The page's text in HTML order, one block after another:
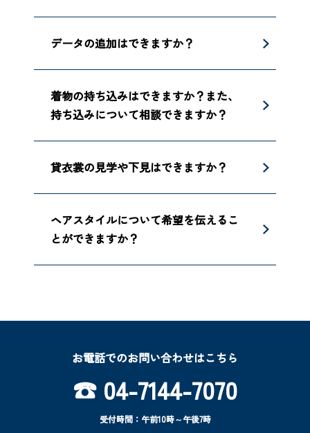
データの追加はできますか？
着物の持ち込みはできますか？また、
持ち込みについて相談できますか？
貸衣裳の見学や下見はできますか？
ヘアスタイルについて希望を伝えるこ
とができますか？
お電話でのお問い合わせはこちら
☎︎ 04-7144-7070
受付時間：午前10時～午後7時